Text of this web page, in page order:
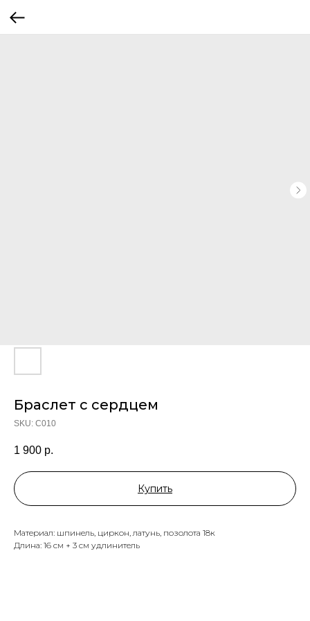
Браслет с сердцем
SKU: C010
1 900 р.
Купить
Материал: шпинель, циркон, латунь, позолота 18к
Длина: 16 см + 3 см удлинитель